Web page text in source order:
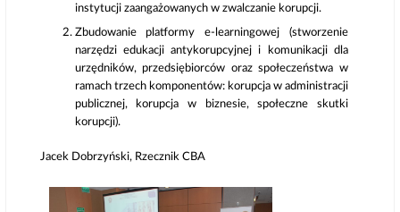
instytucji zaangażowanych w zwalczanie korupcji.
Zbudowanie platformy e-learningowej (stworzenie
narzędzi edukacji antykorupcyjnej i komunikacji dla
urzędników, przedsiębiorców oraz społeczeństwa w
ramach trzech komponentów: korupcja w administracji
publicznej, korupcja w biznesie, społeczne skutki
korupcji).
Jacek Dobrzyński, Rzecznik CBA